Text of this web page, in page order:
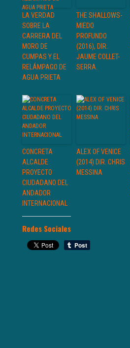
LA VERDAD
SOBRE LA
CARRERA DEL
MORO DE
CUMPAS Y EL
RELÁMPAGO DE
AGUA PRIETA
THE SHALLOWS-
MIEDO
PROFUNDO
(2016), DIR.
JAUME COLLET-
SERRA.
CONCRETA
ALCALDE
PROYECTO
CIUDADANO DEL
ANDADOR
INTERNACIONAL
ALEX OF VENICE
(2014) DIR. CHRIS
MESSINA
Redes Sociales